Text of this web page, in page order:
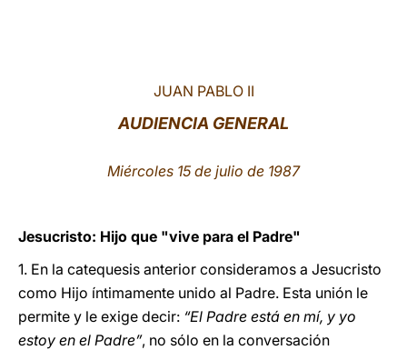
JUAN PABLO II
AUDIENCIA GENERAL
Miércoles 15 de julio de 1987
Jesucristo: Hijo que "vive para el Padre"
1. En la catequesis anterior consideramos a Jesucristo
como Hijo íntimamente unido al Padre. Esta unión le
permite y le exige decir: “El Padre está en mí, y yo
estoy en el Padre”, no sólo en la conversación